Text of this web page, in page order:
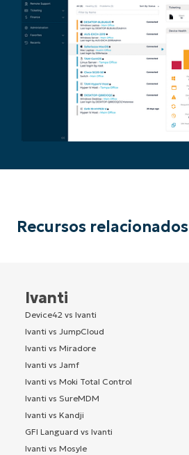
Recursos relacionados
Ivanti
Device42 vs Ivanti
Ivanti vs JumpCloud
Ivanti vs Miradore
Ivanti vs Jamf
Ivanti vs Moki Total Control
Ivanti vs SureMDM
Ivanti vs Kandji
GFI Languard vs Ivanti
Ivanti vs Mosyle